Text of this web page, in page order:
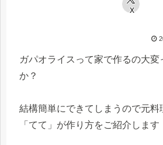
X
ガパオライスって家で作るの大変
か？
結構簡単にできてしまうので元料
「てて」が作り方をご紹介します